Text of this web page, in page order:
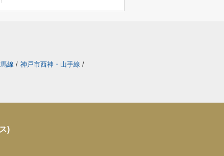
線 / 神戸市西神・山手線 /
)